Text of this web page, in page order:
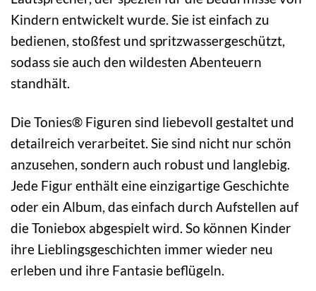
Kindern entwickelt wurde. Sie ist einfach zu
bedienen, stoßfest und spritzwassergeschützt,
sodass sie auch den wildesten Abenteuern
standhält.
Die Tonies® Figuren sind liebevoll gestaltet und
detailreich verarbeitet. Sie sind nicht nur schön
anzusehen, sondern auch robust und langlebig.
Jede Figur enthält eine einzigartige Geschichte
oder ein Album, das einfach durch Aufstellen auf
die Toniebox abgespielt wird. So können Kinder
ihre Lieblingsgeschichten immer wieder neu
erleben und ihre Fantasie beflügeln.